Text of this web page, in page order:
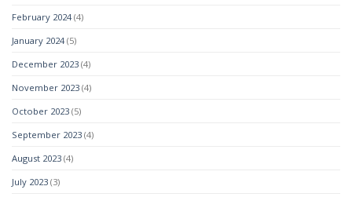
February 2024(4)
January 2024(5)
December 2023 (4)
November 2023 (4)
October 2023 (5)
September 2023 (4)
August 2023 (4)
July 2023 (3)